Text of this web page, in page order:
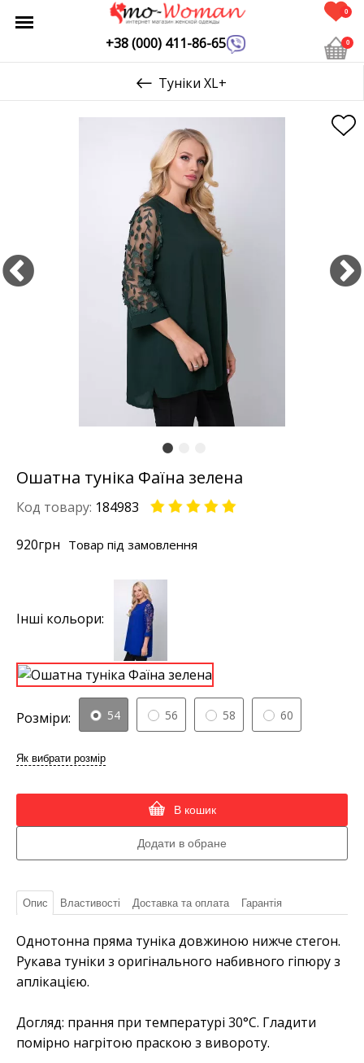
+38 (000) 411-86-65
0
0
Туніки XL+
Ошатна туніка Фаїна зелена
Код товару: 184983
920грн Товар під замовлення
Інші кольори:
Розміри: 54 56 58 60
Як вибрати розмір
В кошик
Опис Властивості Доставка та оплата Гарантія
Однотонна пряма туніка довжиною нижче стегон.
Рукава туніки з оригінального набивного гіпюру з
аплікацією.
Догляд: прання при температурі 30°C. Гладити
помірно нагрітою праскою з вивороту.